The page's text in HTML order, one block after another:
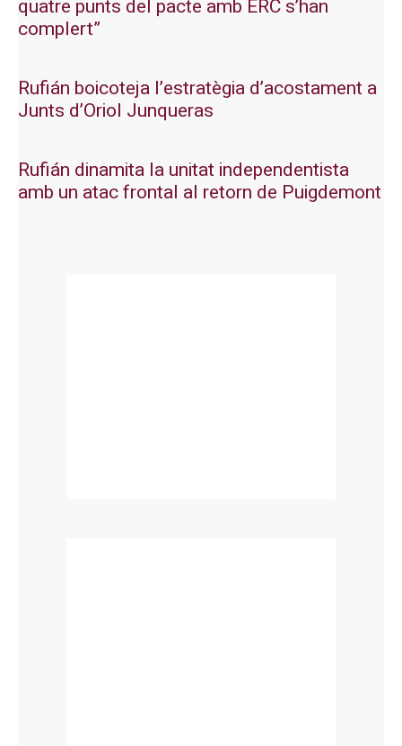
quatre punts del pacte amb ERC s’han
complert”
Rufián boicoteja l’estratègia d’acostament a
Junts d’Oriol Junqueras
Rufián dinamita la unitat independentista
amb un atac frontal al retorn de Puigdemont